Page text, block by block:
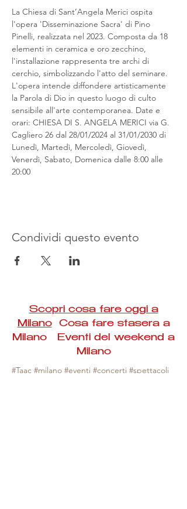
La Chiesa di Sant’Angela Merici ospita
l'opera 'Disseminazione Sacra' di Pino
Pinelli, realizzata nel 2023. Composta da 18
elementi in ceramica e oro zecchino,
l'installazione rappresenta tre archi di
cerchio, simbolizzando l'atto del seminare.
L'opera intende diffondere artisticamente
la Parola di Dio in questo luogo di culto
sensibile all'arte contemporanea. Date e
orari: CHIESA DI S. ANGELA MERICI via G.
Cagliero 26 dal 28/01/2024 al 31/01/2030 di
Lunedì, Martedì, Mercoledì, Giovedì,
Venerdì, Sabato, Domenica dalle 8:00 alle
20:00
Condividi questo evento
Scopri cosa fare oggi a
MilanoCosa fare stasera a
Milano Eventi del weekend a
Milano
#Taac #milano #eventi #concerti #spettacoli